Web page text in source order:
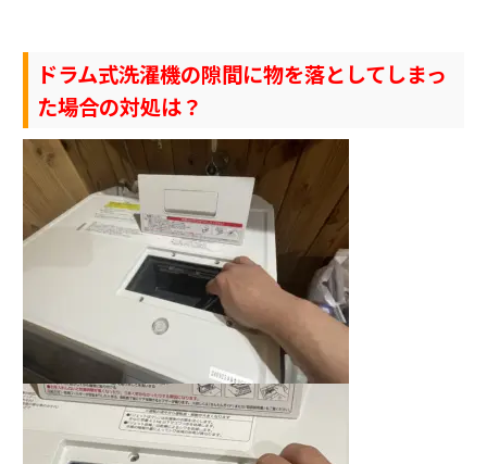
ドラム式洗濯機の隙間に物を落としてしまっ
た場合の対処は？